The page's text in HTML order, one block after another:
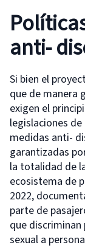
anti-
Si bien el
que de manera
exigen el
legislaciones
medidas anti-
garantizadas
la totalidad de
ecosistema de
2022,
parte de
que
sexual a